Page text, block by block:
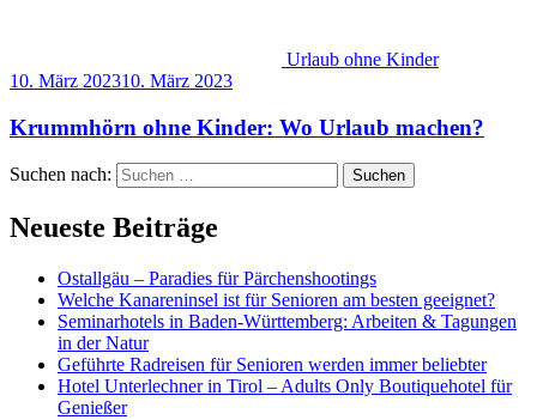
Urlaub ohne Kinder
10. März 202310. März 2023
Krummhörn ohne Kinder: Wo Urlaub machen?
Suchen nach:
Neueste Beiträge
Ostallgäu – Paradies für Pärchenshootings
Welche Kanareninsel ist für Senioren am besten geeignet?
Seminarhotels in Baden-Württemberg: Arbeiten & Tagungen
in der Natur
Geführte Radreisen für Senioren werden immer beliebter
Hotel Unterlechner in Tirol – Adults Only Boutiquehotel für
Genießer